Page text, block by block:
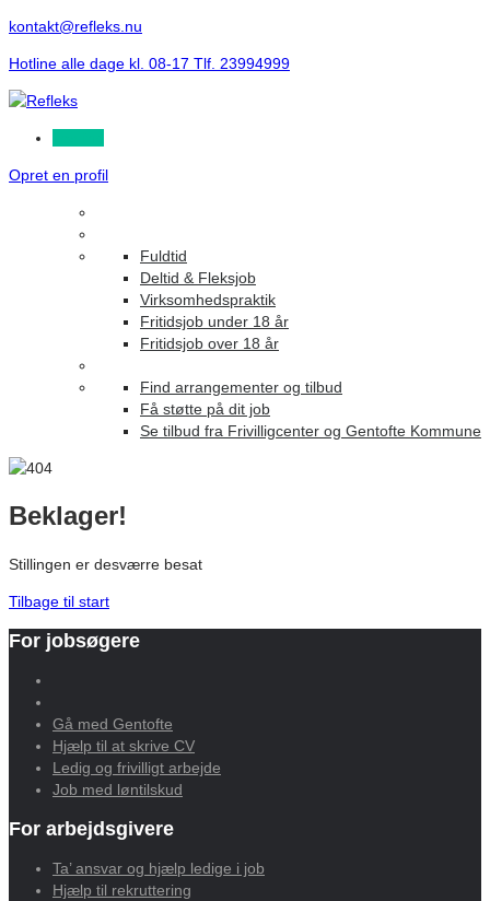
kontakt@refleks.nu
Hotline alle dage kl. 08-17 Tlf. 23994999
Opret en profil
Fuldtid
Deltid & Fleksjob
Virksomhedspraktik
Fritidsjob under 18 år
Fritidsjob over 18 år
Find arrangementer og tilbud
Få støtte på dit job
Se tilbud fra Frivilligcenter og Gentofte Kommune
Beklager!
Stillingen er desværre besat
Tilbage til start
For jobsøgere
Gå med Gentofte
Hjælp til at skrive CV
Ledig og frivilligt arbejde
Job med løntilskud
For arbejdsgivere
Ta’ ansvar og hjælp ledige i job
Hjælp til rekruttering